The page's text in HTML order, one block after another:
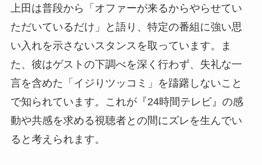
上田は普段から「オファーが来るからやらせてい
ただいているだけ」と語り、特定の番組に強い思
い入れを示さないスタンスを取っています。ま
た、彼はゲストの下調べを深く行わず、失礼な一
言を含めた「イジりツッコミ」を躊躇しないこと
で知られています。これが『24時間テレビ』の感
動や共感を求める視聴者との間にズレを生んでい
ると考えられます。